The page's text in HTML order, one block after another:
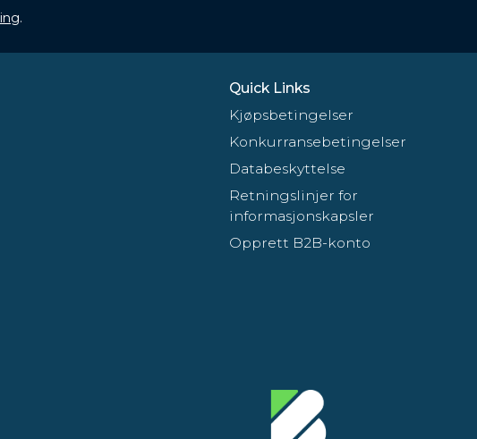
.
Quick Links
Kjøpsbetingelser
Konkurransebetingelser
Databeskyttelse
Retningslinjer for
informasjonskapsler
Opprett B2B-konto